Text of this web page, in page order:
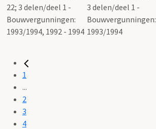
3 delen/deel 1 -
Bouwvergunningen:
1993/1994
1
...
2
3
4